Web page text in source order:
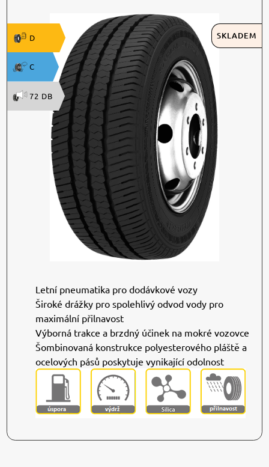
SKLADEM
D
C
72 DB
Letní pneumatika pro dodávkové vozy
Široké drážky pro spolehlivý odvod vody pro
maximální přilnavost
Výborná trakce a brzdný účinek na mokré vozovce
Šombinovaná konstrukce polyesterového pláště a
ocelových pásů poskytuje vynikající odolnost